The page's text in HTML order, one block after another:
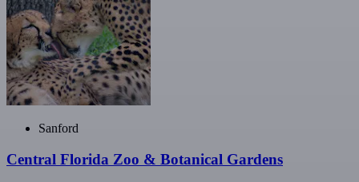
Sanford
Central Florida Zoo & Botanical Gardens